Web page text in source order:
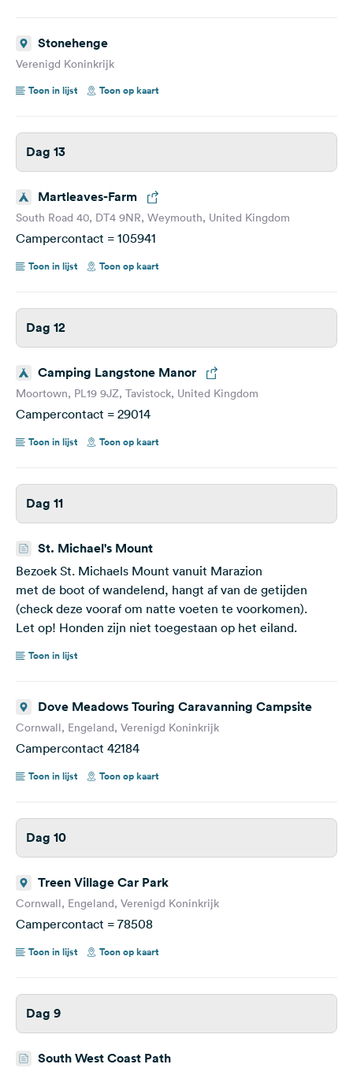
Stonehenge
Verenigd Koninkrijk
Toon in lijst
Toon op kaart
Dag 13
Martleaves-Farm
South Road 40, DT4 9NR, Weymouth, United Kingdom
Campercontact = 105941
Toon in lijst Toon op kaart
Dag 12
Camping Langstone Manor
Moortown, PL19 9JZ, Tavistock, United Kingdom
Campercontact = 29014
Toon in lijst Toon op kaart
Dag 11
St. Michael's Mount
Bezoek St. Michaels Mount vanuit Marazion
met de boot of wandelend, hangt af van de getijden
(check deze vooraf om natte voeten te voorkomen).
Let op! Honden zijn niet toegestaan op het eiland.
Toon in lijst
Dove Meadows Touring Caravanning Campsite
Cornwall, Engeland, Verenigd Koninkrijk
Campercontact 42184
Toon in lijst Toon op kaart
Dag 10
Treen Village Car Park
Cornwall, Engeland, Verenigd Koninkrijk
Campercontact = 78508
Toon in lijst Toon op kaart
Dag 9
South West Coast Path